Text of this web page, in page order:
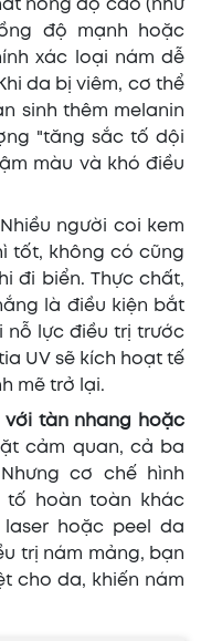
nồng độ cao (như
độ mạnh hoặc
xác loại nám dễ
da bị viêm, cơ thể
sinh thêm melanin
"tăng sắc tố dội
màu và khó điều
Nhiều người coi kem
tốt, không có cũng
đi biển. Thực chất,
là điều kiện bắt
nỗ lực điều trị trước
UV sẽ kích hoạt tế
mẽ trở lại.
với tàn nhang hoặc
cảm quan, cả ba
cơ chế hình
tố hoàn toàn khác
hoặc peel da
trị nám mảng, bạn
cho da, khiến nám